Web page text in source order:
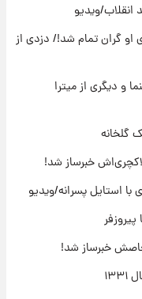
ترین تانک جهان آشنا
و سایپا امروز شنبه
انقلاب/ویدیو
او گران تمام شد!/ دزدی از
و دیگری از میترا
گلخانه
خبرساز شد!
استایل پسرانه/ویدیو
خاصش خبرساز شد!